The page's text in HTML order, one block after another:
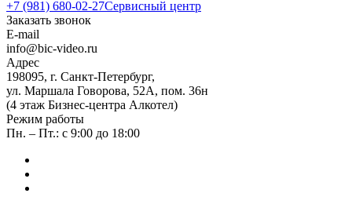
+7 (981) 680-02-27Сервисный центр
Заказать звонок
E-mail
info@bic-video.ru
Адрес
198095, г. Санкт-Петербург,
ул. Маршала Говорова, 52А, пом. 36н
(4 этаж Бизнес-центра Алкотел)
Режим работы
Пн. – Пт.: с 9:00 до 18:00